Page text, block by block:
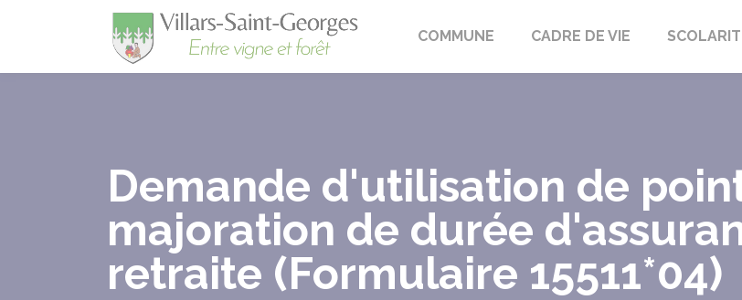
Villars-Saint-Georges
COMMUNE CADRE DE VIE
Demande d'utilisation de
majoration de durée
retraite (Formulaire 15511*04)